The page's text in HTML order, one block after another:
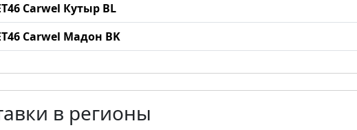
Carwel Кутыр BL
Carwel Мадон BK
в регионы